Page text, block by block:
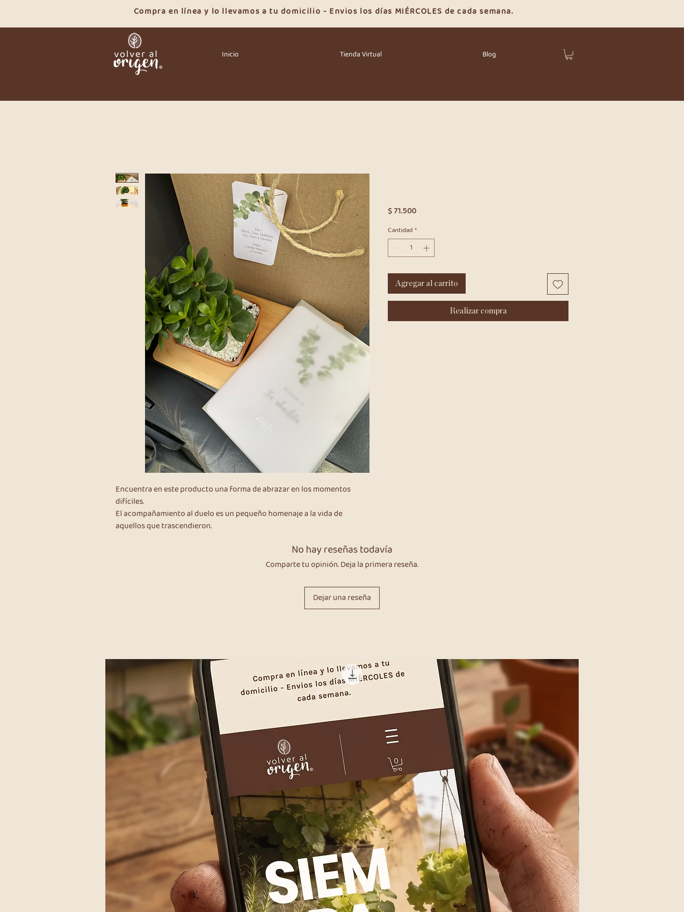
Compra en línea y lo llevamos a tu domicilio - Envios los días MIÉRCOLES de cada semana.
Inicio Tienda Virtual Blog
Encuentra en este producto una forma de abrazar en los momentos
difíciles.
El acompañamiento al duelo es un pequeño homenaje a la vida de
aquellos que trascendieron.
$ 71.500Precio
Cantidad *
Agregar al carrito
Realizar compra
No hay reseñas todavía
Comparte tu opinión. Deja la primera reseña.
Dejar una reseña